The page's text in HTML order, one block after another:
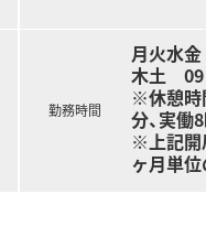
勤務時間
月火水
木土 09
※休憩時
分、実働
※上記開
ヶ月単